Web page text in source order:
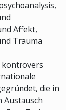
Affekt,
Trauma
kontrovers
die in
Austausch